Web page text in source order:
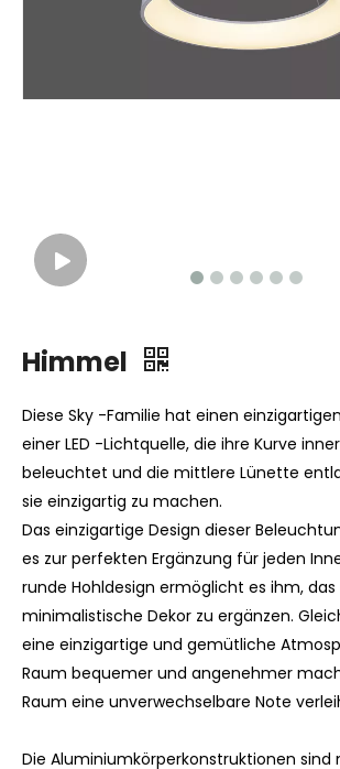
Himmel
Diese Sky -Familie hat einen
einer LED -Lichtquelle, die ihre Kurve
beleuchtet und die mittlere Lünette
sie einzigartig zu machen.
Das einzigartige Design dieser
es zur perfekten Ergänzung für jeden
runde Hohldesign ermöglicht es ihm,
minimalistische Dekor zu ergänzen.
eine einzigartige und gemütliche
Raum bequemer und angenehmer
Raum eine unverwechselbare Note
Die Aluminiumkörperkonstruktionen